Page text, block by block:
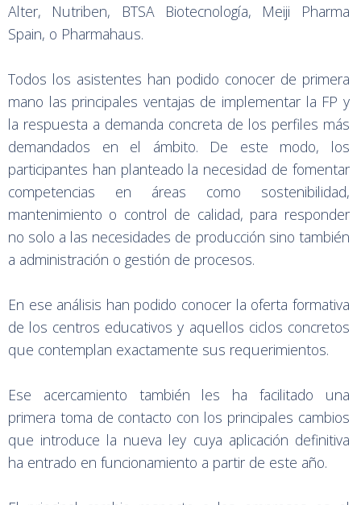
Alter, Nutriben, BTSA Biotecnología, Meiji Pharma
Spain, o Pharmahaus.
Todos los asistentes han podido conocer de primera
mano las principales ventajas de implementar la FP y
la respuesta a demanda concreta de los perfiles más
demandados en el ámbito. De este modo, los
participantes han planteado la necesidad de fomentar
competencias en áreas como sostenibilidad,
mantenimiento o control de calidad, para responder
no solo a las necesidades de producción sino también
a administración o gestión de procesos.
En ese análisis han podido conocer la oferta formativa
de los centros educativos y aquellos ciclos concretos
que contemplan exactamente sus requerimientos.
Ese acercamiento también les ha facilitado una
primera toma de contacto con los principales cambios
que introduce la nueva ley cuya aplicación definitiva
ha entrado en funcionamiento a partir de este año.